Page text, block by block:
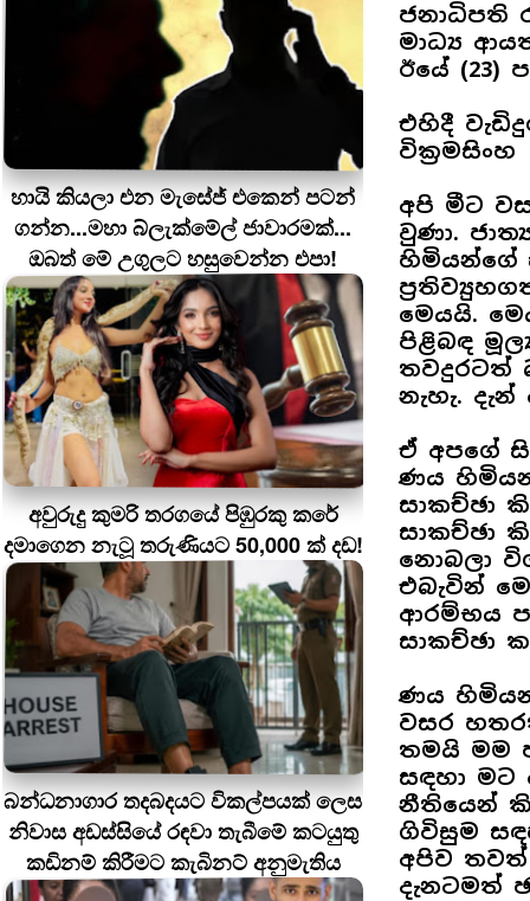
හායි කියලා එන මැසේජ් එකෙන් පටන්
ගන්න...මහා බ්ලැක්මේල් ජාවාරමක්...
ඔබත් මේ උගුලට හසුවෙන්න එපා!
අවුරුදු කුමරි තරගයේ පිඹුරකු කරේ
දමාගෙන නැටූ තරුණියට 50,000 ක් දඩ!
බන්ධනාගාර තදබදයට විකල්පයක් ලෙස
නිවාස අඩස්සියේ රඳවා තැබීමේ කටයුතු
කඩිනම් කිරීමට කැබිනට් අනුමැතිය
ජනාධිපති
මාධ්‍ය
ඊයේ (23)
එහිදී
අපි මීට
වුණා.
හිමියන්ගේ
මෙයයි.
පිළිබඳ
තවදුරටත්
නැහැ.
ඒ අපගේ
ණය
සාකච්ඡා
සාකච්ඡා
නොබලා
එබැවින්
ආරම්භය
සාකච්ඡා
ණය
වසර
තමයි මම
සඳහා මට
නීතියෙන්
ගිවිසුම
අපිව
දැනටමත්